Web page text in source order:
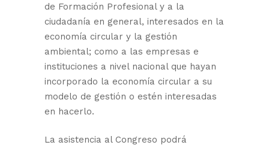
de Formación Profesional y a la
ciudadanía en general, interesados en la
economía circular y la gestión
ambiental; como a las empresas e
instituciones a nivel nacional que hayan
incorporado la economía circular a su
modelo de gestión o estén interesadas
en hacerlo.
La asistencia al Congreso podrá